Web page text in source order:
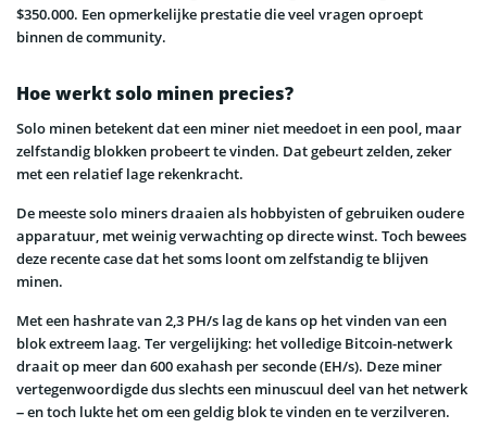
$350.000. Een opmerkelijke prestatie die veel vragen oproept
binnen de community.
Hoe werkt solo minen precies?
Solo minen betekent dat een miner niet meedoet in een pool, maar
zelfstandig blokken probeert te vinden. Dat gebeurt zelden, zeker
met een relatief lage rekenkracht.
De meeste solo miners draaien als hobbyisten of gebruiken oudere
apparatuur, met weinig verwachting op directe winst. Toch bewees
deze recente case dat het soms loont om zelfstandig te blijven
minen.
Met een hashrate van 2,3 PH/s lag de kans op het vinden van een
blok extreem laag. Ter vergelijking: het volledige Bitcoin-netwerk
draait op meer dan 600 exahash per seconde (EH/s). Deze miner
vertegenwoordigde dus slechts een minuscuul deel van het netwerk
– en toch lukte het om een geldig blok te vinden en te verzilveren.